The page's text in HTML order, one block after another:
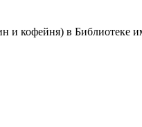
кофейня) в Библиотеке